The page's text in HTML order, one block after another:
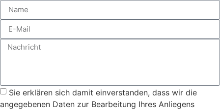
Sie erklären sich damit einverstanden, dass wir die
angegebenen Daten zur Bearbeitung Ihres Anliegens